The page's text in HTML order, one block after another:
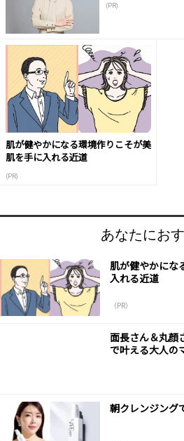
(PR)
肌が健やかになる環境作りこそが美
肌を手に入れる近道
(PR)
あなたにお
肌が健やかにな
入れる近道
（PR）
面長さん＆丸顔
で叶える大人の
朝クレンジング